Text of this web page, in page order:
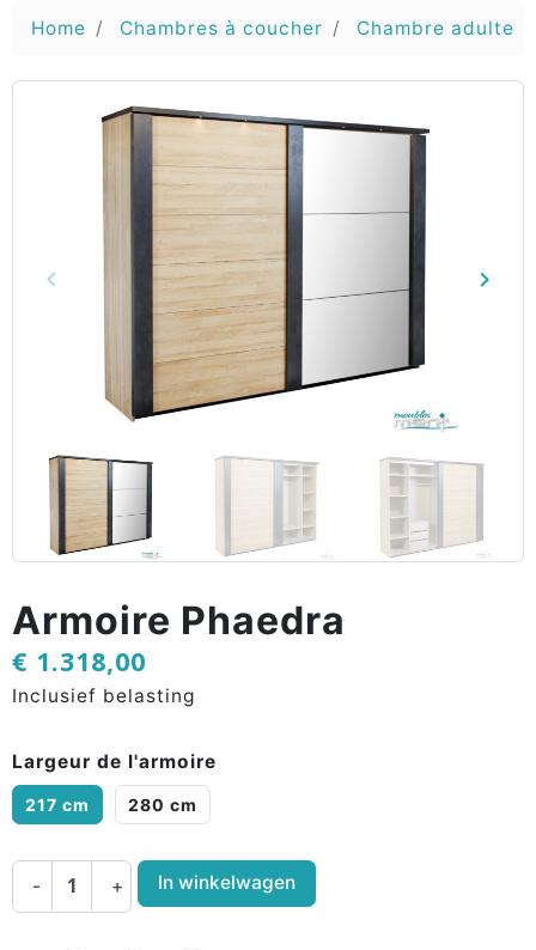
Home Chambres à coucher Chambre adulte
Vorige
keyboard_arrow_left keyboard_arrow_right
Armoire Phaedra
€ 1.318,00
Inclusief belasting
Largeur de l'armoire
217 cm 280 cm
- + In winkelwagen